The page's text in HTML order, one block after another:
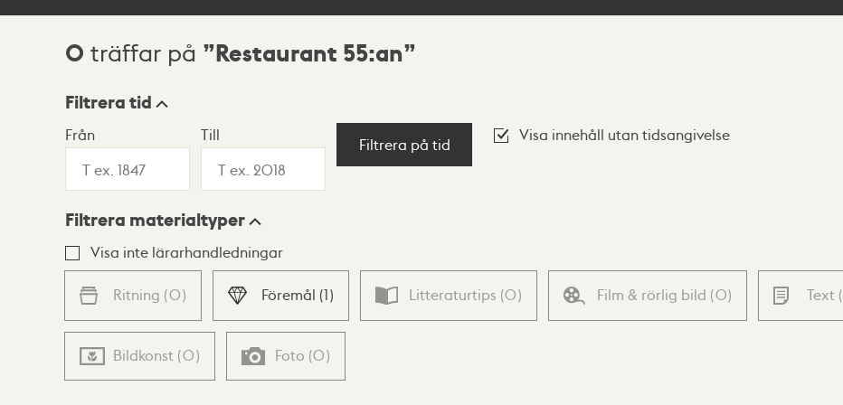
Sökresultat
0 träffar på Restaurant 55:an
Visningsläge
Lista Karta
Filtrera tid
Från Till
Filtrera på tid
Visa innehåll utan tidsangivelse
Filtrera materialtyper
Visa inte lärarhandledningar
Ritning (0) Föremål (1) Litteraturtips (0) Film & rörlig bild (0) Text (
Bildkonst (0) Foto (0)